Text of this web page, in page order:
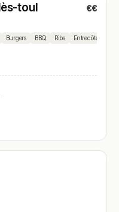
toul €€
Burgers BBQ Ribs Entrecôte